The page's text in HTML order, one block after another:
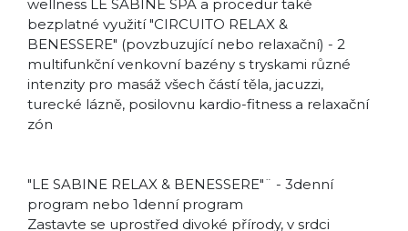
wellness LE SABINE SPA a procedur také
bezplatné využití "CIRCUITO RELAX &
BENESSERE" (povzbuzující nebo relaxační) - 2
multifunkční venkovní bazény s tryskami různé
intenzity pro masáž všech částí těla, jacuzzi,
turecké lázně, posilovnu kardio-fitness a relaxační
zón
"LE SABINE RELAX & BENESSERE"¨ - 3denní
program nebo 1denní program
Zastavte se uprostřed divoké přírody, v srdci